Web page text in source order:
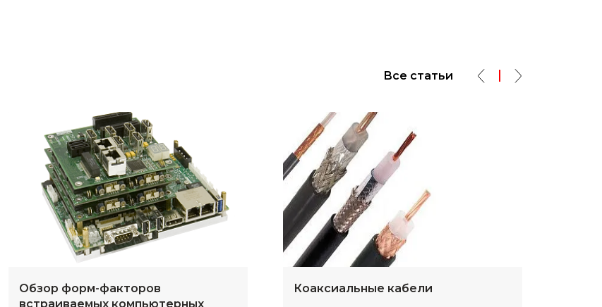
Все статьи
Обзор форм-факторов
встраиваемых компьютерных
Коаксиальные кабели